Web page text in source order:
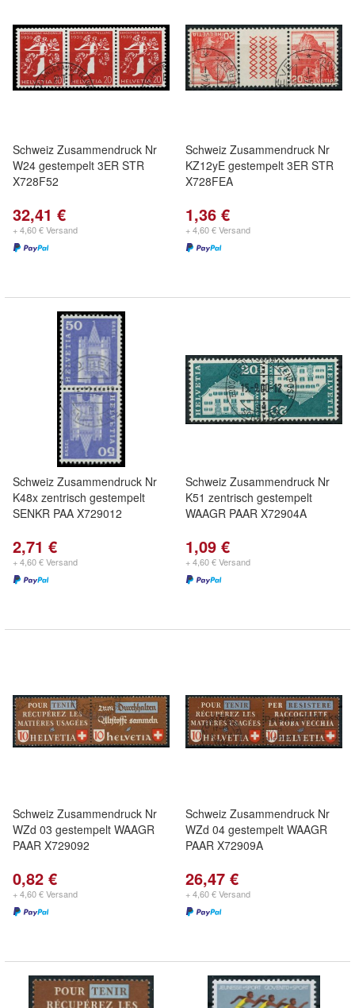
Schweiz Zusammendruck Nr
W24 gestempelt 3ER STR
X728F52
32,41 €
+ 4,60 € Versand
Schweiz Zusammendruck Nr
KZ12yE gestempelt 3ER STR
X728FEA
1,36 €
+ 4,60 € Versand
Schweiz Zusammendruck Nr
K48x zentrisch gestempelt
SENKR PAA X729012
2,71 €
+ 4,60 € Versand
Schweiz Zusammendruck Nr
K51 zentrisch gestempelt
WAAGR PAAR X72904A
1,09 €
+ 4,60 € Versand
Schweiz Zusammendruck Nr
WZd 03 gestempelt WAAGR
PAAR X729092
0,82 €
+ 4,60 € Versand
Schweiz Zusammendruck Nr
WZd 04 gestempelt WAAGR
PAAR X72909A
26,47 €
+ 4,60 € Versand